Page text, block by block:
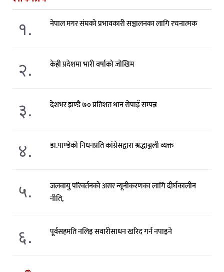
१. नेपाल मगर संघको प्रभावकारी सञ्चालनका लागि रचनात्मक
२. केही प्रदेशमा भारी वर्षाको जोखिम
३. देशभर झण्डै ७० प्रतिशत धान रोपाइँ सम्पन्न
४. डा.पाण्डेको निधनप्रति कांग्रेसद्वारा श्रद्धाञ्जली व्यक्त
५.
जलवायु परिवर्तनको असर न्यूनीकरणका लागि दीर्घकालीन
नीति,
६. पूर्वसहमति नलिइ सवारीसाधन खरिद गर्न नपाइने